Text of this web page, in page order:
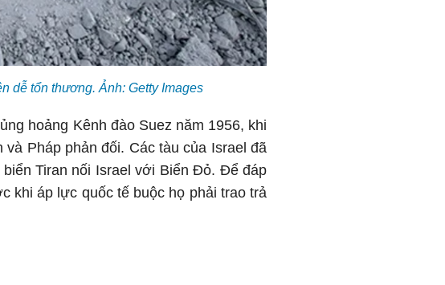
dễ tổn thương. Ảnh: Getty Images
hoảng Kênh đào Suez năm 1956, khi
Pháp phản đối. Các tàu của Israel đã
Tiran nối Israel với Biển Đỏ. Để đáp
khi áp lực quốc tế buộc họ phải trao trả